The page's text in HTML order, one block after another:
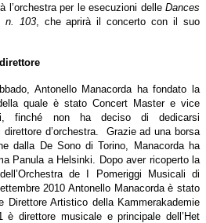
l’orchestra per le esecuzioni delle Dances
n. 103, che aprirà il concerto con il suo
Antonello Manacorda ha fondato la
quale è stato Concert Master e vice
finché non ha deciso di dedicarsi
d’orchestra. Grazie ad una borsa
dalla De Sono di Torino, Manacorda ha
Panula a Helsinki. Dopo aver ricoperto la
de I Pomeriggi Musicali di
2010 Antonello Manacorda è stato
Direttore Artistico della Kammerakademie
è direttore musicale e principale dell’Het